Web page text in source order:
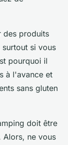
des produits
surtout si vous
pourquoi il
à l'avance et
sans gluten
doit être
Alors, ne vous